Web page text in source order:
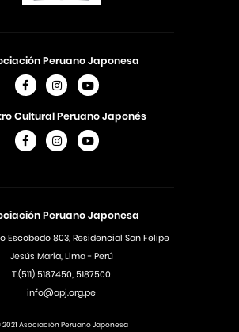
Peruano Japonesa
Escobedo 803, Residencial San Felipe
Jesús Maria, Lima - Perú
T.(511) 5187450, 5187500
info@apj.org.pe
Peruano Japonesa
Cultural Peruano Japonés
2021 Asociación Peruano Japonesa